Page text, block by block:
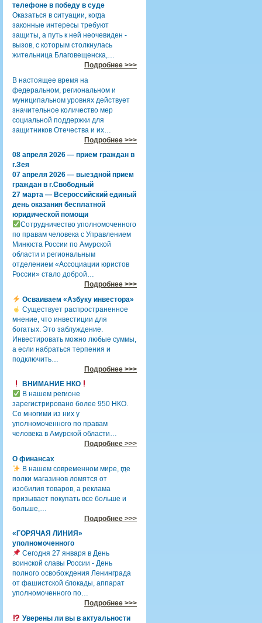
телефоне в победу в суде
Оказаться в ситуации, когда
законные интересы требуют
защиты, а путь к ней неочевиден -
вызов, с которым столкнулась
жительница Благовещенска,…
Подробнее >>>
В настоящее время на
федеральном, региональном и
муниципальном уровнях действует
значительное количество мер
социальной поддержки для
защитников Отечества и их…
Подробнее >>>
08 апреля 2026 — прием граждан в
г.Зея
07 апреля 2026 — выездной прием
граждан в г.Свободный
27 марта — Всероссийский единый
день оказания бесплатной
юридической помощи
Сотрудничество уполномоченного
по правам человека с Управлением
Минюста России по Амурской
области и региональным
отделением «Ассоциации юристов
России» стало доброй…
Подробнее >>>
Осваиваем «Азбуку инвестора»
Существует распространенное
мнение, что инвестиции для
богатых. Это заблуждение.
Инвестировать можно любые суммы,
а если набраться терпения и
подключить…
Подробнее >>>
ВНИМАНИЕ НКО
В нашем регионе
зарегистрировано более 950 НКО.
Со многими из них у
уполномоченного по правам
человека в Амурской области…
Подробнее >>>
О финансах
В нашем современном мире, где
полки магазинов ломятся от
изобилия товаров, а реклама
призывает покупать все больше и
больше,…
Подробнее >>>
«ГОРЯЧАЯ ЛИНИЯ»
уполномоченного
Сегодня 27 января в День
воинской славы России - День
полного освобождения Ленинграда
от фашистской блокады, аппарат
уполномоченного по…
Подробнее >>>
Уверены ли вы в актуальности